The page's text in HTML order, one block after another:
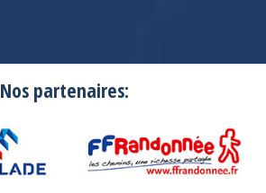
Nos partenaires: